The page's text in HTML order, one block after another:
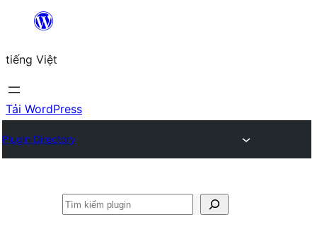
Chuyển
phần
nội
dung
tiếng Việt
Tải WordPress
Plugin Directory
Tìm